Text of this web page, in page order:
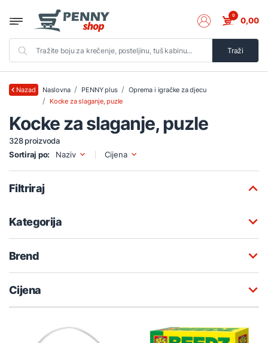
Traži
0 0,00
Nazad Naslovna PENNY plus
Oprema i igračke za djecu
Kocke za slaganje, puzle
Kocke za slaganje, puzle
328 proizvoda
Sortiraj po:
Naziv Cijena
Filtriraj
Kategorija
Brend
Cijena